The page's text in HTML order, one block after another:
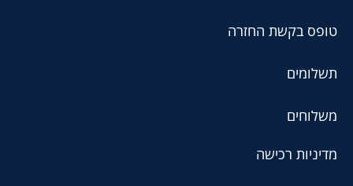
טופס בקשת החזרה
תשלומים
משלוחים
מדיניות רכישה